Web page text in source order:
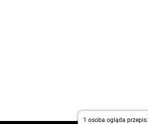
1 osoba ogląda przepis: